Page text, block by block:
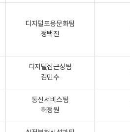
디지털포용문화팀
정택진
디지털접근성팀
김민수
통신서비스팀
허정원